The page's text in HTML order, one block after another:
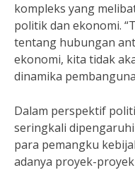
kompleks yang
politik dan ekonomi.
tentang hubungan
ekonomi, kita tidak
dinamika
Dalam perspektif
seringkali
para pemangku
adanya proyek-